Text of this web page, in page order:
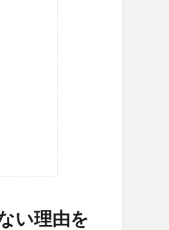
い理由を